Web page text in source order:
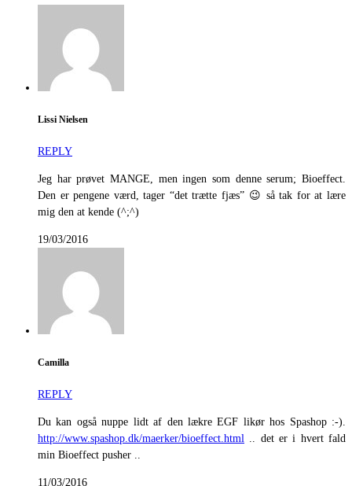
Lissi Nielsen
REPLY
Jeg har prøvet MANGE, men ingen som denne serum; Bioeffect.
Den er pengene værd, tager “det trætte fjæs” 😉 så tak for at lære
mig den at kende (^;^)
19/03/2016
Camilla
REPLY
Du kan også nuppe lidt af den lækre EGF likør hos Spashop :-).
http://www.spashop.dk/maerker/bioeffect.html
.. det er i hvert fald
min Bioeffect pusher ..
11/03/2016